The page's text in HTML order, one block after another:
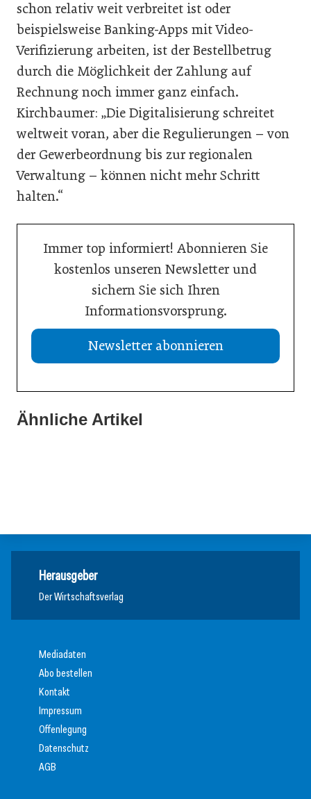
schon relativ weit verbreitet ist oder
beispielsweise Banking-Apps mit Video-
Verifizierung arbeiten, ist der Bestellbetrug
durch die Möglichkeit der Zahlung auf
Rechnung noch immer ganz einfach.
Kirchbaumer: „Die Digitalisierung schreitet
weltweit voran, aber die Regulierungen – von
der Gewerbeordnung bis zur regionalen
Verwaltung – können nicht mehr Schritt
halten.“
Immer top informiert! Abonnieren Sie
kostenlos unseren Newsletter und
sichern Sie sich Ihren
Informationsvorsprung.
Newsletter abonnieren
Ähnliche Artikel
21. Juli 2026
Herausgeber
Der Wirtschaftsverlag
Mediadaten
Abo bestellen
Kontakt
Impressum
Offenlegung
Datenschutz
AGB